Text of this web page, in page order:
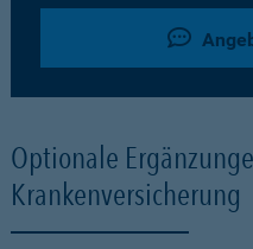
Optionale
Krankenversicherung